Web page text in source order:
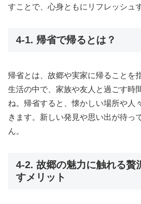
すことで、心身ともにリフレッシュ
4-1. 帰省で帰るとは？
帰省とは、故郷や実家に帰ることを
生活の中で、家族や友人と過ごす時
ね。帰省すると、懐かしい場所や人
きます。新しい発見や思い出が待っ
ん。
4-2. 故郷の魅力に触れる贅
すメリット